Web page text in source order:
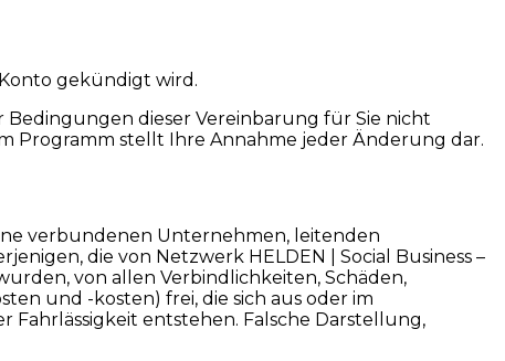
gekündigt wird.
dieser Vereinbarung für Sie nicht
Programm stellt Ihre Annahme jeder Änderung dar.
verbundenen Unternehmen, leitenden
die von Netzwerk HELDEN | Social Business –
von allen Verbindlichkeiten, Schäden,
und -kosten) frei, die sich aus oder im
entstehen. Falsche Darstellung,